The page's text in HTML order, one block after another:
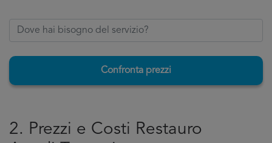
Confronta prezzi
2. Prezzi e Costi Restauro